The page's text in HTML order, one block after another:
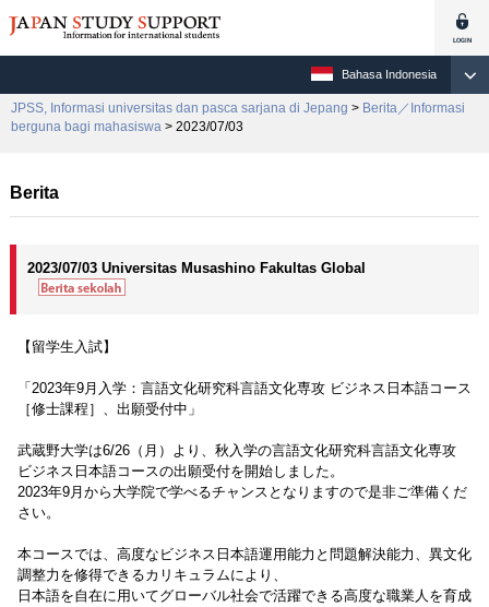
Bahasa Indonesia
JPSS, Informasi universitas dan pasca sarjana di Jepang > Berita／Informasi
berguna bagi mahasiswa > 2023/07/03
Berita
2023/07/03 Universitas Musashino Fakultas Global
【留学生入試】
「2023年9月入学：言語文化研究科言語文化専攻 ビジネス日本語コース
［修士課程］、出願受付中」
武蔵野大学は6/26（月）より、秋入学の言語文化研究科言語文化専攻
ビジネス日本語コースの出願受付を開始しました。
2023年9月から大学院で学べるチャンスとなりますので是非ご準備くだ
さい。
本コースでは、高度なビジネス日本語運用能力と問題解決能力、異文化
調整力を修得できるカリキュラムにより、
日本語を自在に用いてグローバル社会で活躍できる高度な職業人を育成